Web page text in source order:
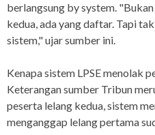
berlangsung by system.
kedua, ada yang daftar. Tapi
sistem," ujar sumber ini.
Kenapa sistem LPSE menolak
Keterangan sumber Tribun
peserta lelang kedua, sistem
menganggap lelang pertama